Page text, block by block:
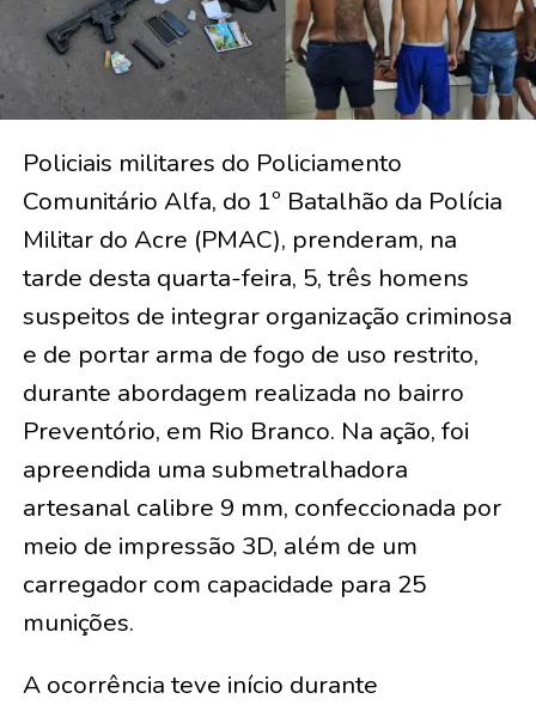
Policiais militares do Policiamento
Comunitário Alfa, do 1º Batalhão da Polícia
Militar do Acre (PMAC), prenderam, na
tarde desta quarta-feira, 5, três homens
suspeitos de integrar organização criminosa
e de portar arma de fogo de uso restrito,
durante abordagem realizada no bairro
Preventório, em Rio Branco. Na ação, foi
apreendida uma submetralhadora
artesanal calibre 9 mm, confeccionada por
meio de impressão 3D, além de um
carregador com capacidade para 25
munições.
A ocorrência teve início durante